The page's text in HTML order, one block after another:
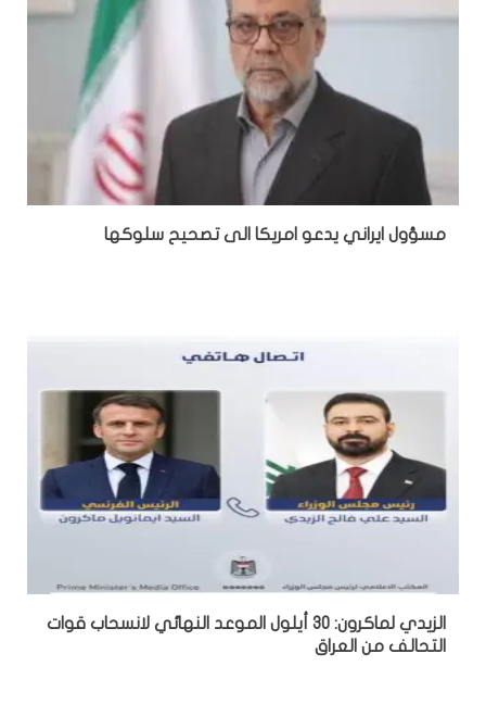
مسؤول ايراني يدعو امريكا الى تصحيح سلوكها
الزيدي لماكرون: 30 أيلول الموعد النهائي لانسحاب قوات
التحالف من العراق